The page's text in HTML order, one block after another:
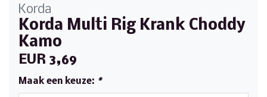
Korda
Korda Multi Rig Krank Choddy
Kamo
EUR 3,69
Maak een keuze: *